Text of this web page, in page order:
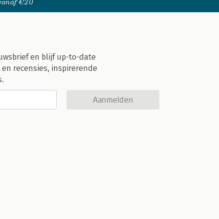
€20
en blijf up-to-date
recensies, inspirerende
Aanmelden